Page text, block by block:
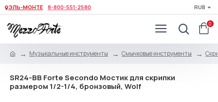
ЭЛЬ-МОНТЕ 8-800-551-2580 RUB
0
Музыкальные инструменты Смычковые инструменты
SR24-BB Forte Secondo Мостик для скрипки
размером 1/2-1/4, бронзовый, Wolf